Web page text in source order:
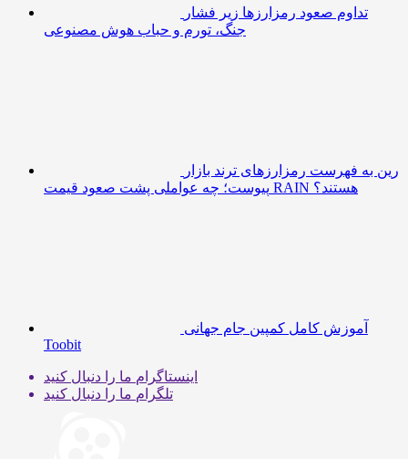
تداوم صعود رمزارزها زیر فشار
جنگ، تورم و حباب هوش مصنوعی
رین به فهرست رمزارزهای ترند بازار
پیوست؛ چه عواملی پشت صعود قیمت RAIN هستند؟
آموزش کامل کمپین جام جهانی
Toobit
اینستاگرام ما را دنبال کنید
تلگرام ما را دنبال کنید